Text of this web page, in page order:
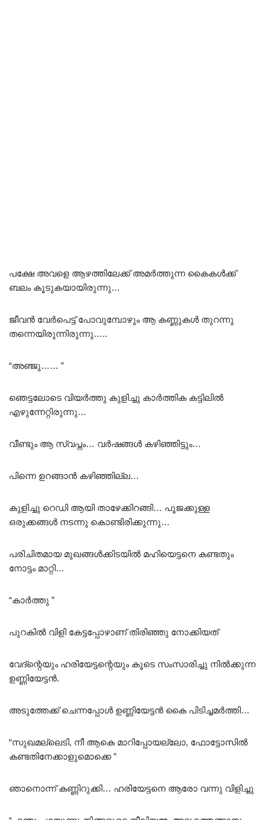
പക്ഷേ അവളെ ആഴത്തിലേക്ക് അമർത്തുന്ന കൈകൾക്ക്
ബലം കൂടുകയായിരുന്നു…
ജീവൻ വേർപെട്ട് പോവുമ്പോഴും ആ കണ്ണുകൾ തുറന്നു
തന്നെയിരുന്നിരുന്നു…..
“അഞ്ജു…… ”
ഞെട്ടലോടെ വിയർത്തു കുളിച്ചു കാർത്തിക കട്ടിലിൽ
എഴുന്നേറ്റിരുന്നു…
വീണ്ടും ആ സ്വപ്നം… വർഷങ്ങൾ കഴിഞ്ഞിട്ടും…
പിന്നെ ഉറങ്ങാൻ കഴിഞ്ഞില്ല…
കുളിച്ചു റെഡി ആയി താഴേക്കിറങ്ങി… പൂജക്കുള്ള
ഒരുക്കങ്ങൾ നടന്നു കൊണ്ടിരിക്കുന്നു…
പരിചിതമായ മുഖങ്ങൾക്കിടയിൽ മഹിയെട്ടനെ കണ്ടതും
നോട്ടം മാറ്റി…
“കാർത്തു ”
പുറകിൽ വിളി കേട്ടപ്പോഴാണ് തിരിഞ്ഞു നോക്കിയത്
വേദ്ന്റെയും ഹരിയേട്ടന്റെയും കൂടെ സംസാരിച്ചു നിൽക്കുന്ന
ഉണ്ണിയേട്ടൻ.
അടുത്തേക്ക് ചെന്നപ്പോൾ ഉണ്ണിയേട്ടൻ കൈ പിടിച്ചമർത്തി…
“സുഖമല്ലെടി, നീ ആകെ മാറിപ്പോയല്ലോ, ഫോട്ടോസിൽ
കണ്ടതിനേക്കാളുമൊക്കെ ”
ഞാനൊന്ന് കണ്ണിറുക്കി… ഹരിയേട്ടനെ ആരോ വന്നു വിളിച്ചു